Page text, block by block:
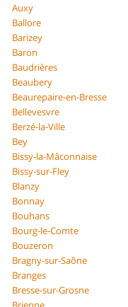
Auxy
Ballore
Barizey
Baron
Baudrières
Beaubery
Beaurepaire-en-Bresse
Bellevesvre
Berzé-la-Ville
Bey
Bissy-la-Mâconnaise
Bissy-sur-Fley
Blanzy
Bonnay
Bouhans
Bourg-le-Comte
Bouzeron
Bragny-sur-Saône
Branges
Bresse-sur-Grosne